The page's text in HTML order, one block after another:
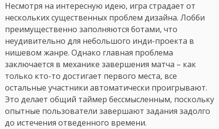
Несмотря на интересную идею, игра страдает от
нескольких существенных проблем дизайна. Лобби
преимущественно заполняются ботами, что
неудивительно для небольшого инди-проекта в
нишевом жанре. Однако главная проблема
заключается в механике завершения матча – как
только кто-то достигает первого места, все
остальные участники автоматически проигрывают.
Это делает общий таймер бессмысленным, поскольку
опытные пользователи завершают задания задолго
до истечения отведенного времени.